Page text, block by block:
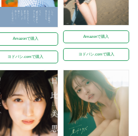
Amazonで購入
ヨドバシ.comで購入
Amazonで購入
ヨドバシ.comで購入